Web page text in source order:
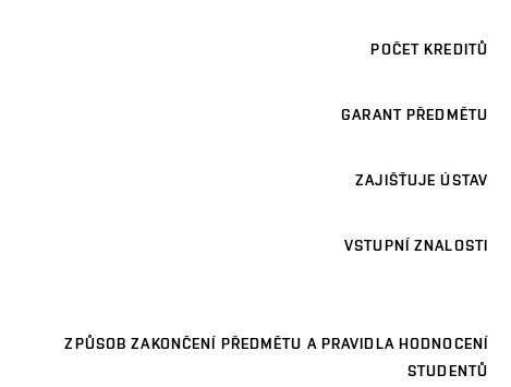
POČET KREDITŮ
GARANT PŘEDMĚTU
ZAJIŠŤUJE ÚSTAV
VSTUPNÍ ZNALOSTI
ZPŮSOB ZAKONČENÍ PŘEDMĚTU A PRAVIDLA HODNOCENÍ
STUDENTŮ